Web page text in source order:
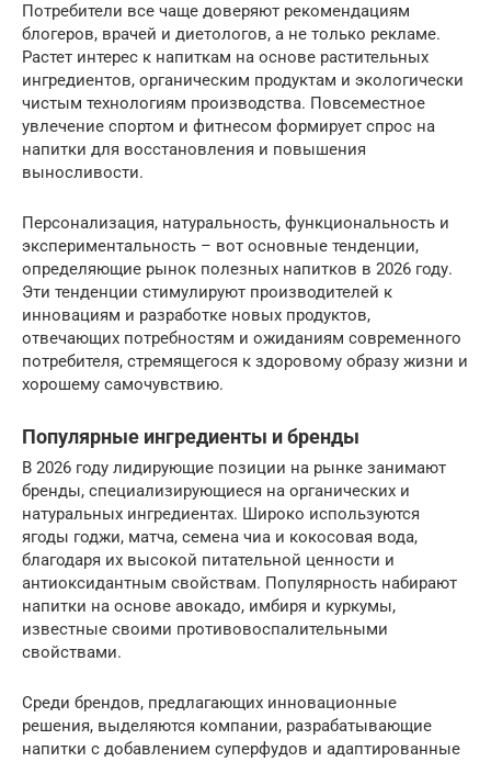
Потребители все чаще доверяют рекомендациям
блогеров, врачей и диетологов, а не только рекламе.
Растет интерес к напиткам на основе растительных
ингредиентов, органическим продуктам и экологически
чистым технологиям производства. Повсеместное
увлечение спортом и фитнесом формирует спрос на
напитки для восстановления и повышения
выносливости.
Персонализация, натуральность, функциональность и
экспериментальность – вот основные тенденции,
определяющие рынок полезных напитков в 2026 году.
Эти тенденции стимулируют производителей к
инновациям и разработке новых продуктов,
отвечающих потребностям и ожиданиям современного
потребителя, стремящегося к здоровому образу жизни и
хорошему самочувствию.
Популярные ингредиенты и бренды
В 2026 году лидирующие позиции на рынке занимают
бренды, специализирующиеся на органических и
натуральных ингредиентах. Широко используются
ягоды годжи, матча, семена чиа и кокосовая вода,
благодаря их высокой питательной ценности и
антиоксидантным свойствам. Популярность набирают
напитки на основе авокадо, имбиря и куркумы,
известные своими противовоспалительными
свойствами.
Среди брендов, предлагающих инновационные
решения, выделяются компании, разрабатывающие
напитки с добавлением суперфудов и адаптированные